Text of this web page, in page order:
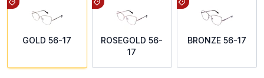
GOLD 56-17
ROSEGOLD 56-
17
BRONZE 56-17